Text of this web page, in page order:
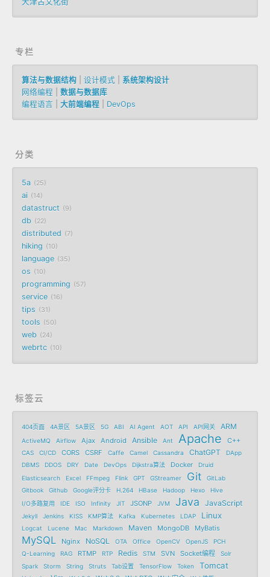
专栏
算法与数据结构 设计模式
系统架构设计
网络编程
数据与数据库
编程语言
大前端编程 DevOps
分类
5a 25
ai 14
datastruct 9
db 22
distributed 7
hiking 10
language 35
os 10
programming 57
service 16
tips 31
tools 50
web 24
webrtc 10
标签云
404页面 4A景区 5A景区 5G ABI AI Agent AOT API API网关 ARM
ActiveMQ Airflow Ajax Android Ansible Ant Apache C++
CAS CI/CD CORS CSRF Caffe Camel Cassandra ChatGPT
DApp
DBMS
DDOS DRY Date DevOps Dijkstra算法 Docker
Druid
Elasticsearch
Excel FFmpeg Flink GPT GStreamer Git
GitLab
Gitbook
Github Google评分卡 H.264 HBase Hadoop Hexo
Hive
I/O多路复用
IDE ISO Infinity JIT JSONP JVM Java JavaScript
Jekyll Jenkins KISS KMP算法 Kafka Kubernetes LDAP Linux
Logcat Lucene Mac Markdown Maven MongoDB MyBatis
MySQL Nginx NoSQL OTA Office OpenCV OpenJS
PCH
Q-Learning
RAG RTMP RTP Redis STM SVN Socket编程
Solr
Spark
Storm String Struts Tab设置 TensorFlow Token Tomcat